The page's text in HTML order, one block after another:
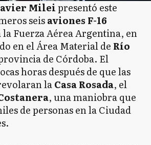
Mileipresentó este
seisaviones F-16
Fuerza Aérea Argentina, en
en el Área Material de Río
de Córdoba. El
horas después de que las
laCasa Rosada, el
, una maniobra que
de personas en la Ciudad